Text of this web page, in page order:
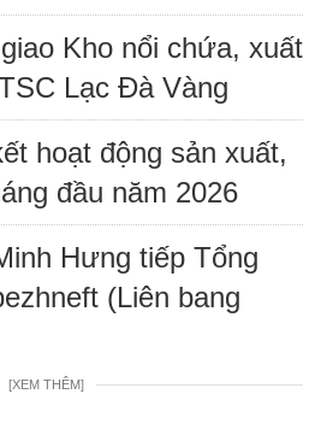
Kho nổi chứa, xuất
Lạc Đà Vàng
hoạt động sản xuất,
đầu năm 2026
Hưng tiếp Tổng
(Liên bang
[XEM THÊM]